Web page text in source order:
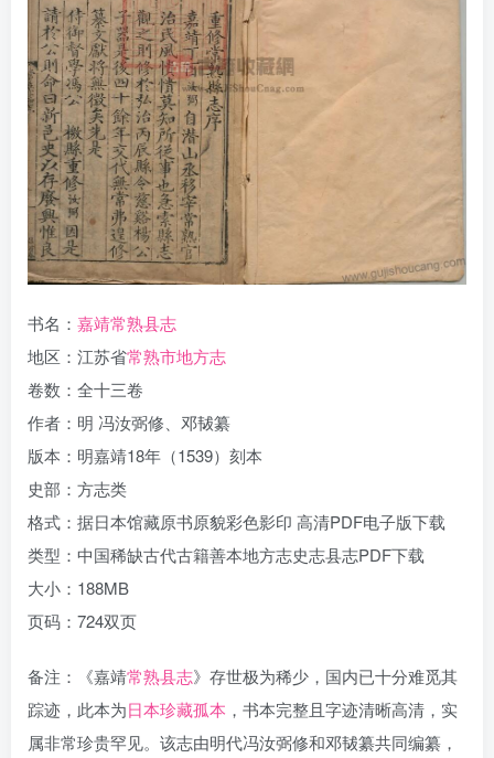
书名： 嘉靖常熟县志
地区：江苏省常熟市地方志
卷数：全十三卷
作者：明 冯汝弼修、邓韨纂
版本：明嘉靖18年（1539）刻本
史部：方志类
格式：据日本馆藏原书原貌彩色影印 高清PDF电子版下载
类型：中国稀缺古代古籍善本地方志史志县志PDF下载
大小：188MB
页码：724双页
备注：《嘉靖常熟县志》存世极为稀少，国内已十分难觅其
踪迹，此本为日本珍藏孤本 ，书本完整且字迹清晰高清，实
属非常珍贵罕见。该志由明代冯汝弼修和邓韨纂共同编纂，